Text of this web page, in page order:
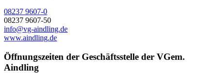
08237 9607-0
08237 9607-50
info@vg-aindling.de
www.aindling.de
Öffnungszeiten der Geschäftsstelle der VGem.
Aindling